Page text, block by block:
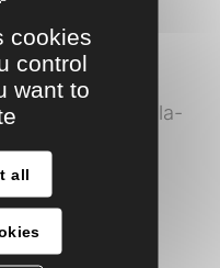
ici :
product-
banquet-de-la-
cookies
control
want to
all